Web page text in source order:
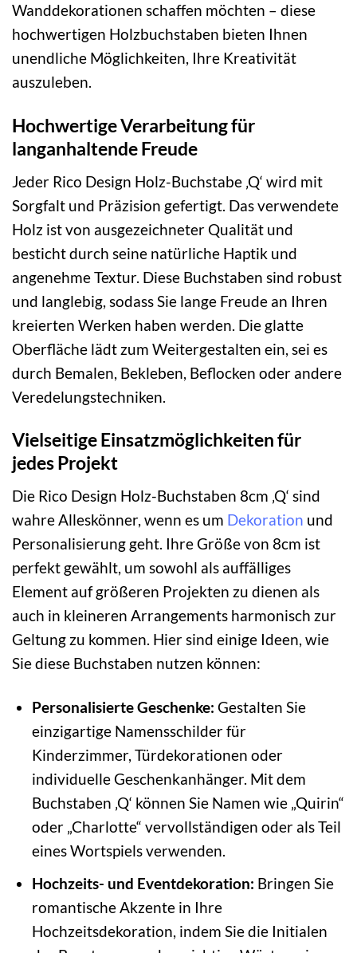
Wanddekorationen schaffen möchten – diese
hochwertigen Holzbuchstaben bieten Ihnen
unendliche Möglichkeiten, Ihre Kreativität
auszuleben.
Hochwertige Verarbeitung für
langanhaltende Freude
Jeder Rico Design Holz-Buchstabe ‚Q‘ wird mit
Sorgfalt und Präzision gefertigt. Das verwendete
Holz ist von ausgezeichneter Qualität und
besticht durch seine natürliche Haptik und
angenehme Textur. Diese Buchstaben sind robust
und langlebig, sodass Sie lange Freude an Ihren
kreierten Werken haben werden. Die glatte
Oberfläche lädt zum Weitergestalten ein, sei es
durch Bemalen, Bekleben, Beflocken oder andere
Veredelungstechniken.
Vielseitige Einsatzmöglichkeiten für
jedes Projekt
Die Rico Design Holz-Buchstaben 8cm ‚Q‘ sind
wahre Alleskönner, wenn es um Dekoration und
Personalisierung geht. Ihre Größe von 8cm ist
perfekt gewählt, um sowohl als auffälliges
Element auf größeren Projekten zu dienen als
auch in kleineren Arrangements harmonisch zur
Geltung zu kommen. Hier sind einige Ideen, wie
Sie diese Buchstaben nutzen können:
Personalisierte Geschenke: Gestalten Sie
einzigartige Namensschilder für
Kinderzimmer, Türdekorationen oder
individuelle Geschenkanhänger. Mit dem
Buchstaben ‚Q‘ können Sie Namen wie „Quirin“
oder „Charlotte“ vervollständigen oder als Teil
eines Wortspiels verwenden.
Hochzeits- und Eventdekoration: Bringen Sie
romantische Akzente in Ihre
Hochzeitsdekoration, indem Sie die Initialen